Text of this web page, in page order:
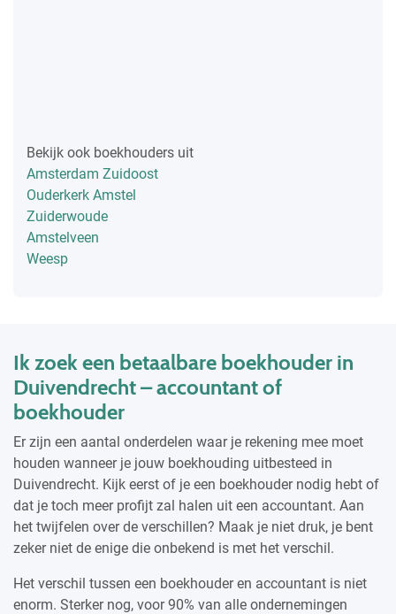
Bekijk ook boekhouders uit
Amsterdam Zuidoost
Ouderkerk Amstel
Zuiderwoude
Amstelveen
Weesp
Ik zoek een betaalbare boekhouder in
Duivendrecht – accountant of
boekhouder
Er zijn een aantal onderdelen waar je rekening mee moet
houden wanneer je jouw boekhouding uitbesteed in
Duivendrecht. Kijk eerst of je een boekhouder nodig hebt of
dat je toch meer profijt zal halen uit een accountant. Aan
het twijfelen over de verschillen? Maak je niet druk, je bent
zeker niet de enige die onbekend is met het verschil.
Het verschil tussen een boekhouder en accountant is niet
enorm. Sterker nog, voor 90% van alle ondernemingen